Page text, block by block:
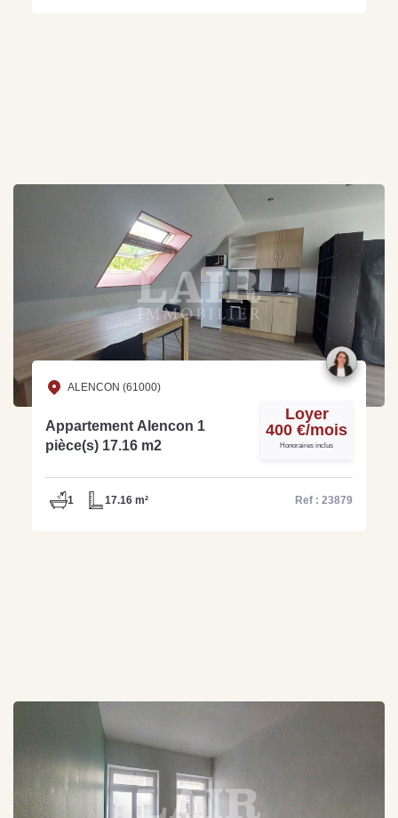
ALENCON (61000)
Appartement Alencon 1
pièce(s) 17.16 m2
Loyer
400 €/mois
Honoraires inclus
1 17.16 m² Ref : 23879